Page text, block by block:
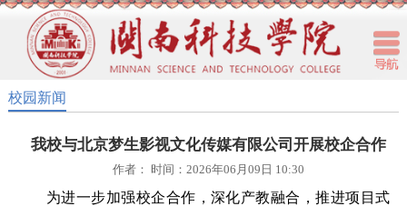
校园新闻
我校与北京梦生影视文化传媒有限公司开展校企合作
作者： 时间：2026年06月09日 10:30
为进一步加强校企合作，深化产教融合，推进项目式